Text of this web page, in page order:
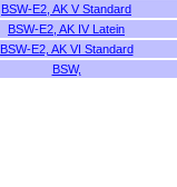
BSW-E2, AK V Standard
BSW-E2, AK IV Latein
BSW-E2, AK VI Standard
BSW,